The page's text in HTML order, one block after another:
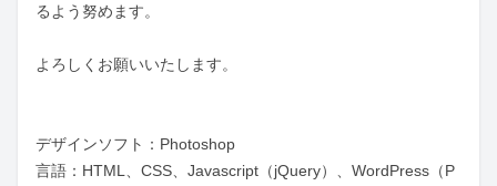
るよう努めます。
よろしくお願いいたします。
デザインソフト：Photoshop
言語：HTML、CSS、Javascript（jQuery）、WordPress（P